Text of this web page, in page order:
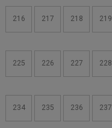
216 217 218 219
225 226 227 228
234 235 236 237